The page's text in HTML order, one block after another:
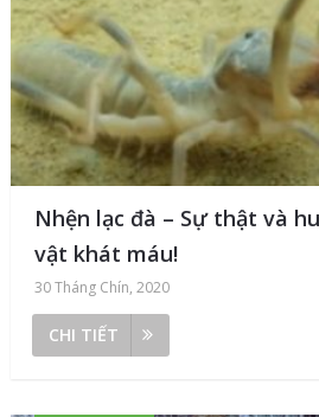
Nhện lạc đà – Sự thật và
vật khát máu!
30 Tháng Chín, 2020
CHI TIẾT